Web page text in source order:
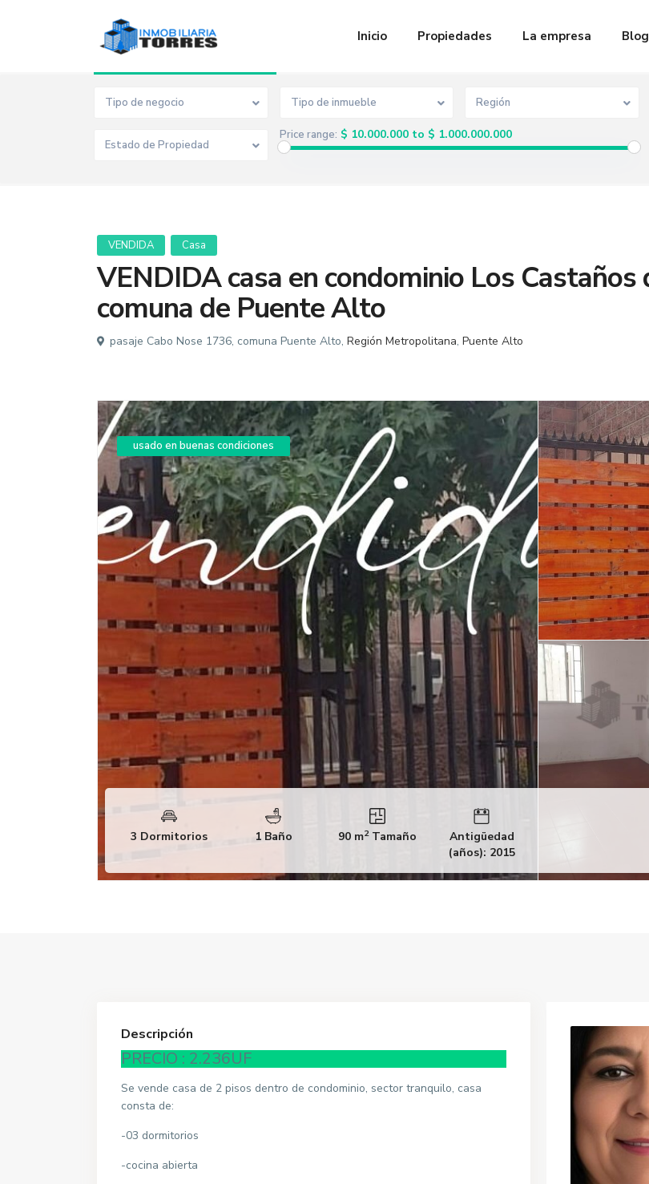
Inicio Propiedades La empresa
Advanced Search
Tipo de negocio Tipo de inmueble Región
Estado de Propiedad
Price range: $ 10.000.000 to $ 1.000.000.000
VENDIDA Casa
VENDIDA casa en condominio Los Castaños
comuna de Puente Alto
pasaje Cabo Nose 1736, comuna Puente Alto, Región Metropolitana, Puente Alto
usado en buenas condiciones
3 Dormitorios 1 Baño 90 m2Tamaño
Antigüedad
(años): 2015
Descripción
PRECIO : 2.236UF
Se vende casa de 2 pisos dentro de condominio, sector tranquilo, casa
consta de:
-03 dormitorios
-cocina abierta